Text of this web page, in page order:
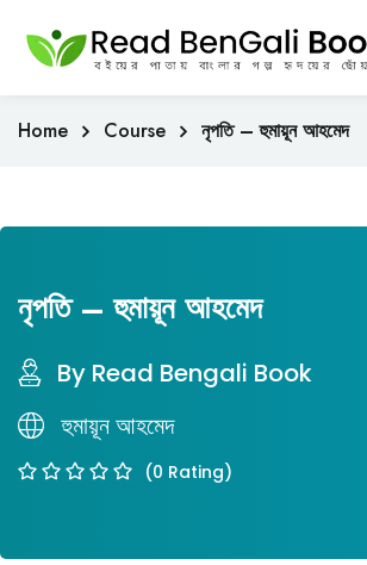
Home Course নৃপতি – হুমায়ূন আহমেদ
নৃপতি – হুমায়ূন আহমেদ
By Read Bengali Book
হুমায়ূন আহমেদ
(0 Rating)
Sign in Sign up
Sign in
Remember me